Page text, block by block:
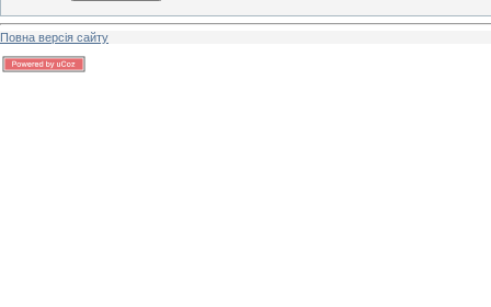
Повна версія сайту